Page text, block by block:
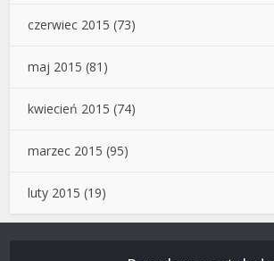
czerwiec 2015 (73)
maj 2015 (81)
kwiecień 2015 (74)
marzec 2015 (95)
luty 2015 (19)